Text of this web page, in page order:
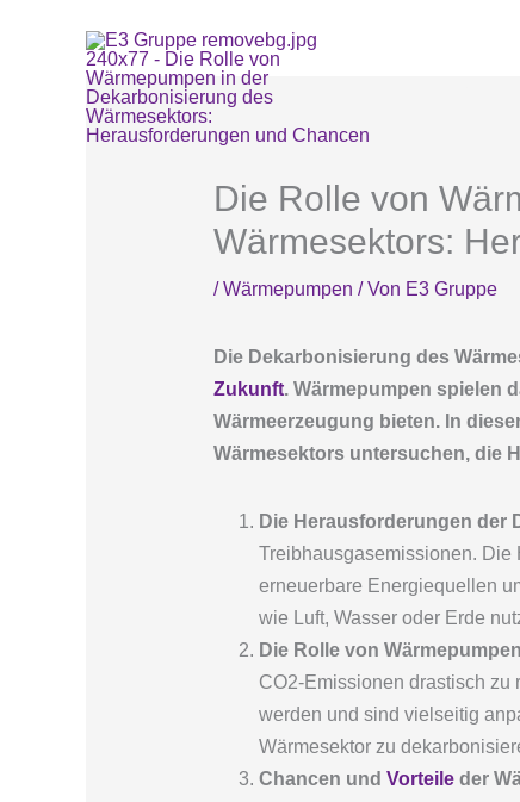
Die Rolle von
Wärmesektors:
/Wärmepumpen / Von E3 Gruppe
Die Dekarbonisierung des
Zukunft. Wärmepumpen spielen
Wärmeerzeugung bieten. In
Wärmesektors untersuchen, die
Die Herausforderungen der
Treibhausgasemissionen. Die
erneuerbare Energiequellen
wie Luft, Wasser oder Erde
Die Rolle von
CO2-Emissionen drastisch
werden und sind vielseitig
Wärmesektor zu
Chancen und Vorteile der